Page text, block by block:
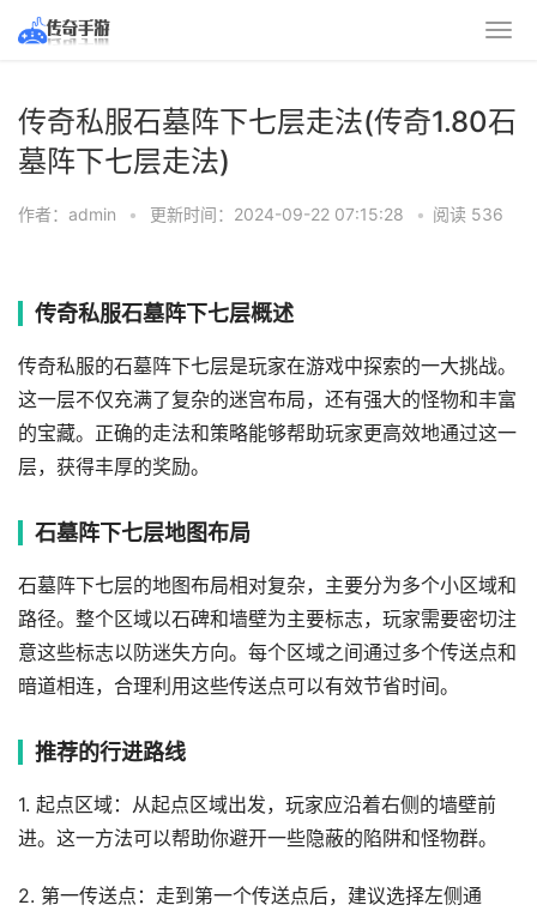
传奇私服石墓阵下七层走法(传奇1.80石
墓阵下七层走法)
作者：admin • 更新时间：2024-09-22 07:15:28 • 阅读 536
传奇私服石墓阵下七层概述
传奇私服的石墓阵下七层是玩家在游戏中探索的一大挑战。
这一层不仅充满了复杂的迷宫布局，还有强大的怪物和丰富
的宝藏。正确的走法和策略能够帮助玩家更高效地通过这一
层，获得丰厚的奖励。
石墓阵下七层地图布局
石墓阵下七层的地图布局相对复杂，主要分为多个小区域和
路径。整个区域以石碑和墙壁为主要标志，玩家需要密切注
意这些标志以防迷失方向。每个区域之间通过多个传送点和
暗道相连，合理利用这些传送点可以有效节省时间。
推荐的行进路线
1. 起点区域：从起点区域出发，玩家应沿着右侧的墙壁前
进。这一方法可以帮助你避开一些隐蔽的陷阱和怪物群。
2. 第一传送点：走到第一个传送点后，建议选择左侧通